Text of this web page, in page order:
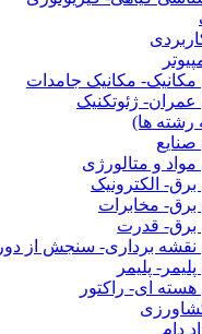
مکانیک جامدات
ژئوتکنیک
رشته ها)
و متالورژی
الکترونیک
مخابرات
برق- قدرت
برداری- سنجش از دور
پلیمر
ای- راکتور
دام